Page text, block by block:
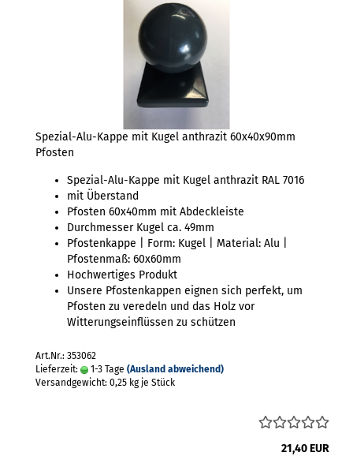
Spezial-Alu-Kappe mit Kugel anthrazit 60x40x90mm
Pfosten
Spezial-Alu-Kappe mit Kugel anthrazit RAL 7016
mit Überstand
Pfosten 60x40mm mit Abdeckleiste
Durchmesser Kugel ca. 49mm
Pfostenkappe | Form: Kugel | Material: Alu |
Pfostenmaß: 60x60mm
Hochwertiges Produkt
Unsere Pfostenkappen eignen sich perfekt, um
Pfosten zu veredeln und das Holz vor
Witterungseinflüssen zu schützen
Art.Nr.: 353062
Lieferzeit:
1-3 Tage (Ausland abweichend)
Versandgewicht: 0,25 kg je Stück
21,40 EUR